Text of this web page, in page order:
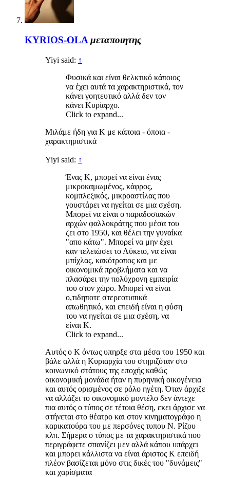
KYRIOS-OLA μεταποιητης
Yiyi said: ↑
Φυσικά και είναι θελκτικό κάποιος
να έχει αυτά τα χαρακτηριστικά, τον
κάνει γοητευτικό αλλά δεν τον
κάνει Κυρίαρχο.
Click to expand...
Μιλάμε ήδη για Κ με κάποια - όποια -
χαρακτηριστικά
Yiyi said: ↑
Ένας Κ, μπορεί να είναι ένας
μικροκαμωμένος, κάφρος,
κομπλεξικός, μικροαστίλας που
γουστάρει να ηγείται σε μια σχέση.
Μπορεί να είναι ο παραδοσιακών
αρχών φαλλοκράτης που μέσα του
ζει στο 1950, και θέλει την γυναίκα
"απο κάτω". Μπορεί να μην έχει
καν τελειώσει το Λύκειο, να είναι
μπίχλας, κακότροπος και με
οικονομικά προβλήματα και να
πλασάρει την πολύχρονη εμπειρία
του στον χώρο. Μπορεί να είναι
ο,τιδηποτε στερεοτυπικά
απωθητικό, και επειδή είναι η φύση
του να ηγείται σε μια σχέση, να
είναι Κ.
Click to expand...
Αυτός ο Κ όντως υπηρξε στα μέσα του 1950 και
βάλε αλλά η Κυριαρχία του στηριζόταν στο
κοινωνικό στάτους της εποχής καθώς
οικονομική μονάδα ήταν η πυρηνική οικογένεια
και αυτός ορισμένος σε ρόλο ηγέτη. Όταν άρχιζε
να αλλάζει το οικονομικό μοντέλο δεν άντεχε
πια αυτός ο τύπος σε τέτοια θέση, εκει άρχισε να
στήνεται στο θέατρο και στον κινηματογράφο η
καρικατούρα του με περσόνες τυπου Ν. Ρίζου
κλπ. Σήμερα ο τύπος με τα χαρακτηριστικά που
περιγράφετε σπανίζει μεν αλλά κάπου υπάρχει
και μπορει κάλλιστα να είναι άριστος Κ επειδή
πλέον βασίζεται μόνο στις δικές του "δυνάμεις"
και χαρίσματα